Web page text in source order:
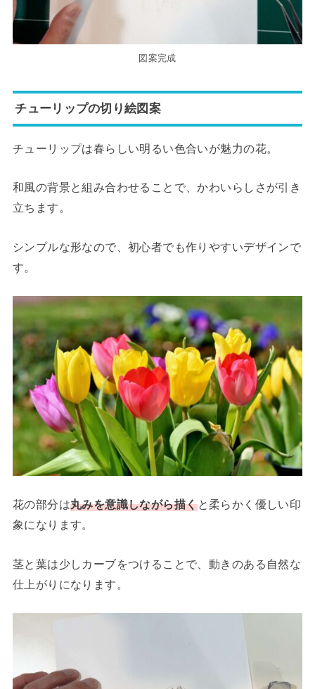
図案完成
チューリップの切り絵図案
チューリップは春らしい明るい色合いが魅力の花。
和風の背景と組み合わせることで、かわいらしさが引き
立ちます。
シンプルな形なので、初心者でも作りやすいデザインで
す。
花の部分は丸みを意識しながら描くと柔らかく優しい印
象になります。
茎と葉は少しカーブをつけることで、動きのある自然な
仕上がりになります。